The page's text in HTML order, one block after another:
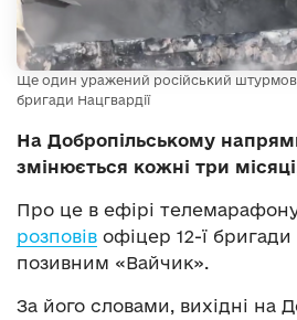
Ще один уражений російський
бригади Нацгвардії
На Добропільському
змінюється кожні три
Про це в ефірі
розповів офіцер 12-ї
позивним «Вайчик».
За його словами, вихідні на